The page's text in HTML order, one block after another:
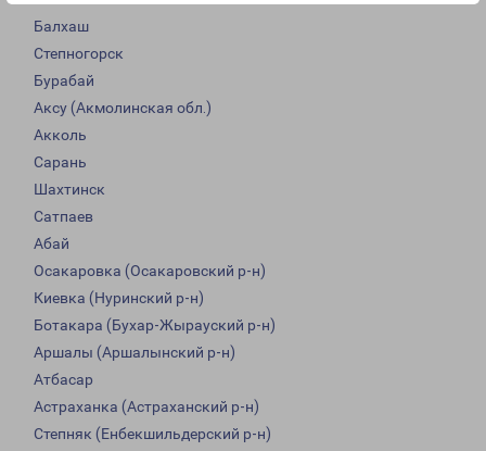
Балхаш
Степногорск
Бурабай
Аксу (Акмолинская обл.)
Акколь
Сарань
Шахтинск
Сатпаев
Абай
Осакаровка (Осакаровский р-н)
Киевка (Нуринский р-н)
Ботакара (Бухар-Жырауский р-н)
Аршалы (Аршалынский р-н)
Атбасар
Астраханка (Астраханский р-н)
Степняк (Енбекшильдерский р-н)